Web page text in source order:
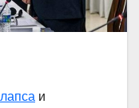
и